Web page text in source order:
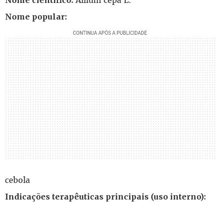
Nome popular:
cebola
Indicações terapêuticas principais (uso interno):